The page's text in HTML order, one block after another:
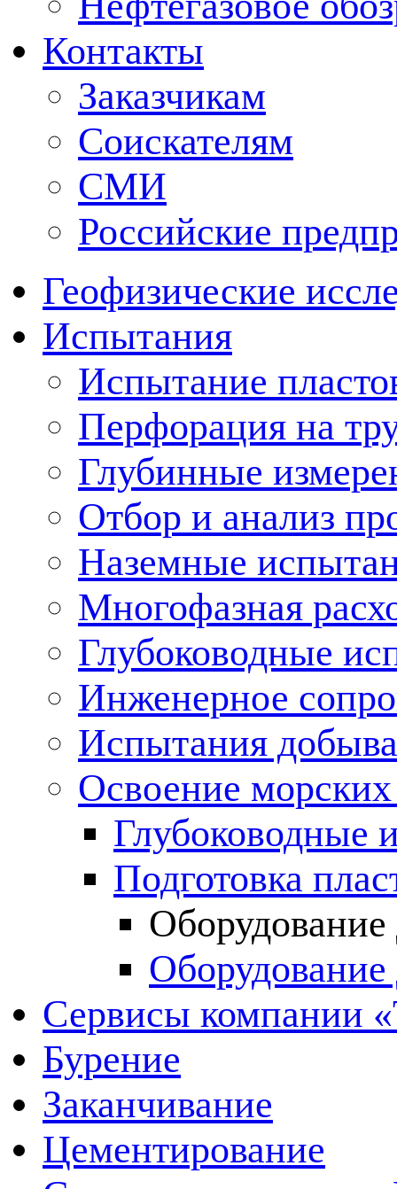
Контакты
Заказчикам
Соискателям
СМИ
Российские
Геофизические
Испытания
Испытание
Перфорация на
Глубинные
Отбор и анализ
Наземные
Многофазная
Глубоководные
Инженерное
Испытания
Освоение
Глубоководные
Подготовка
Оборудование
Сервисы компании
Бурение
Заканчивание
Цементирование